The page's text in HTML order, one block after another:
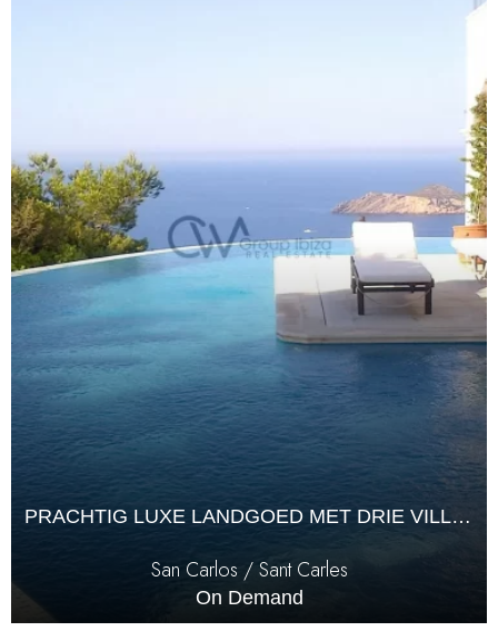
PRACHTIG LUXE LANDGOED MET DRIE VILLA’S EN DIRECTE TOEGANG TOT DE ZEE IN CALA BOIX, SAN CARLOS
San Carlos / Sant Carles
On Demand